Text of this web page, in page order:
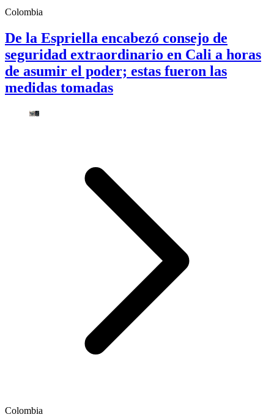
Colombia
De la Espriella encabezó consejo de
seguridad extraordinario en Cali a horas
de asumir el poder; estas fueron las
medidas tomadas
Colombia